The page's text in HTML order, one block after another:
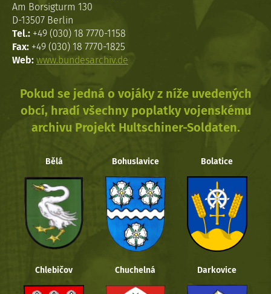
Am Borsigturm 130
D-13507 Berlin
Tel.: +49 (030) 18 7770-1158
Fax: +49 (030) 18 7770-1825
Web: www.bundesarchiv.de
Pokud se jedná o vojáky z níže uvedených
obcí, hradí všechny poplatky vojenskému
archivu Projekt Hultschiner-Soldaten.
Bělá Bohuslavice Bolatice
Chlebičov Chuchelná Darkovice